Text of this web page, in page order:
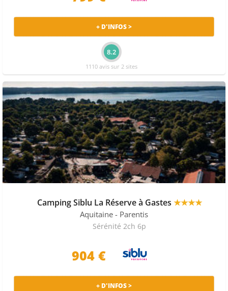
+ D'INFOS >
8.2
1110 avis sur 2 sites
Camping Siblu La Réserve à Gastes ★★★★
Aquitaine - Parentis
Sérénité 2ch 6p
904 €
+ D'INFOS >